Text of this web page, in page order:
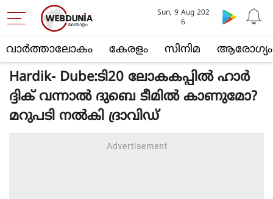
വാര്‍ത്താലോകം കേരളം സിനിമ ആരോഗ്യം
Sun, 9 Aug 202
6
Hardik- Dube:ടി20 ലോകകപ്പിൽ ഹാർ
ദ്ദിക് വന്നാൽ ദുബെ ടീമിൽ കാണുമോ?
മറുപടി നൽകി ദ്രാവിഡ്